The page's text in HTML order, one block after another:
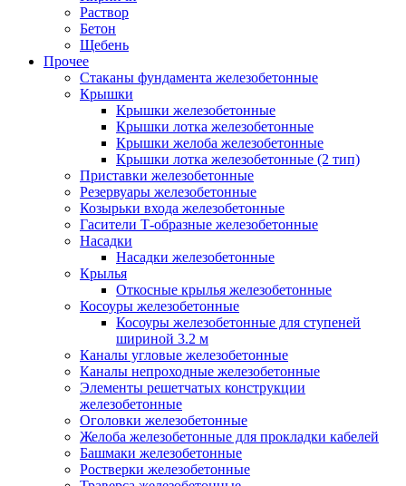
Раствор
Бетон
Щебень
Прочее
Стаканы фундамента железобетонные
Крышки
Крышки железобетонные
Крышки лотка железобетонные
Крышки желоба железобетонные
Крышки лотка железобетонные (2 тип)
Приставки железобетонные
Резервуары железобетонные
Козырьки входа железобетонные
Гасители Т-образные железобетонные
Насадки
Насадки железобетонные
Крылья
Откосные крылья железобетонные
Косоуры железобетонные
Косоуры железобетонные для ступеней
шириной 3.2 м
Каналы угловые железобетонные
Каналы непроходные железобетонные
Элементы решетчатых конструкции
железобетонные
Оголовки железобетонные
Желоба железобетонные для прокладки кабелей
Башмаки железобетонные
Ростверки железобетонные